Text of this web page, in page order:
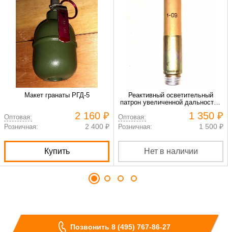
Макет гранаты РГД-5
Оптовая: 2 160 ₽
Розничная: 2 400 ₽
Купить
Реактивный осветительный
патрон увеличенной дальности -
Оптовая:
1 350 ₽
Розничная: 1 500 ₽
Нет в наличии
Позвонить 8 (495) 767-86-27